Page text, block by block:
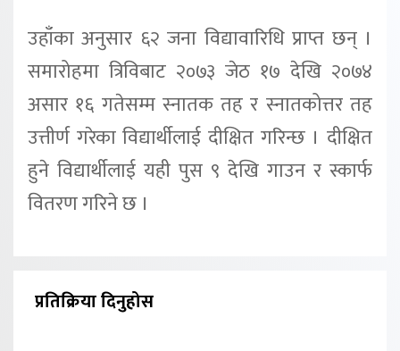
उहाँका अनुसार ६२ जना विद्यावारिधि प्राप्त छन् ।
समारोहमा त्रिविबाट २०७३ जेठ १७ देखि २०७४
असार १६ गतेसम्म स्नातक तह र स्नातकोत्तर तह
उत्तीर्ण गरेका विद्यार्थीलाई दीक्षित गरिन्छ । दीक्षित
हुने विद्यार्थीलाई यही पुस ९ देखि गाउन र स्कार्फ
वितरण गरिने छ ।
प्रतिक्रिया दिनुहोस